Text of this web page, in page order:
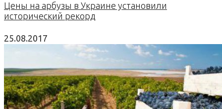
Цены на арбузы в Украине установили
исторический рекорд
25.08.2017